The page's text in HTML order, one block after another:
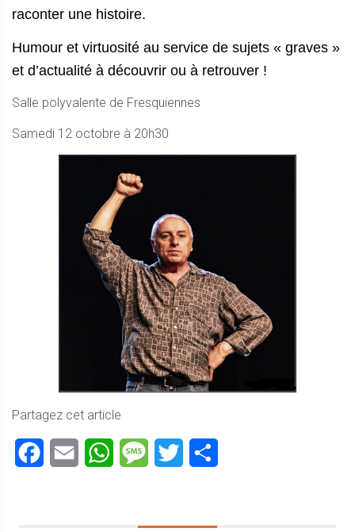
raconter une histoire.
Humour et virtuosité au service de sujets « graves »
et d’actualité à découvrir ou à retrouver !
Salle polyvalente de Fresquiennes
Samedi 12 octobre à 20h30
Partagez cet article
Facebook
Email WhatsAppMessageTwitter